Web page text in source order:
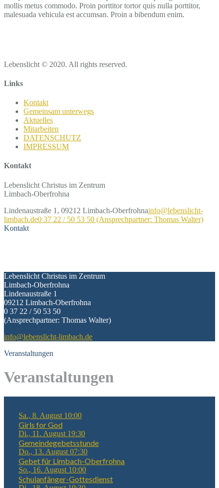
mollis metus commodo. Proin porttitor tortor quis nulla porttitor,
malesuada vehicula est accumsan. Proin a bibendum enim.
Lebenslicht © 2020. All rights reserved.
Links
Kontakt
Gemeinsam unterwegs
Aktuelles
Mitarbeiten
DATENSCHUTZ
IMPRESSUM
Kontakt
Lebenslicht Christus im Zentrum
Limbach-Oberfrohna
Lindenaustraße 1, 09212 Limbach-Oberfrohnainfo@lebenslicht-
limbach.de0 37 22 / 50 53 50 (Ansprechpartner: Thomas Walter)
Kontakt
Lebenslicht Christus im Zentrum
Limbach-Oberfrohna
Lindenaustraße 1
09212 Limbach-Oberfrohna
0 37 22 / 50 53 50
(Ansprechpartner: Thomas Walter)
info@lebenslicht-limbach.de
Veranstaltungen
Veranstaltungen
Sa., 8. August 10:00
Girls for God
Di., 11. August 19:30
Gemeindegebetsstunde
Do., 13. August 07:30
Gebet für Limbach-Oberfrohna
So., 16. August 10:00
Schulanfänger-Gottesdienst